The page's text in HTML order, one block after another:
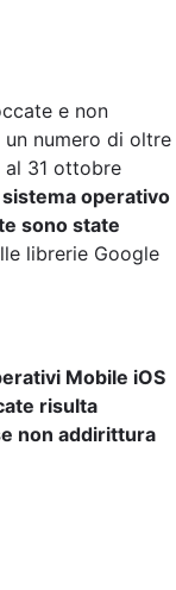
e non
numero di oltre
al 31 ottobre
operativo
sono state
librerie Google
Mobile iOS
risulta
non addirittura